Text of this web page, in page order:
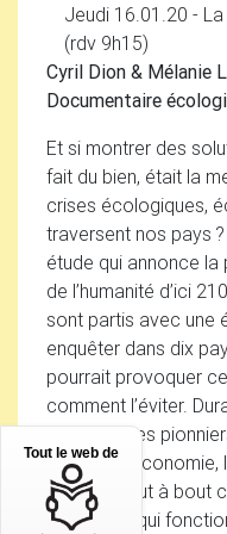
Jeudi 16.01.20 -
(rdv 9h15)
Cyril Dion & Mélanie
Documentaire
Et si montrer des
fait du bien, était la
crises écologiques,
traversent nos pays
étude qui annonce la
de l’humanité d’ici
sont partis avec une
enquêter dans dix
pourrait provoquer
comment l’éviter.
rencontré les
l’énergie,
mettant bout à bout
concrètes qui
Tout le web de